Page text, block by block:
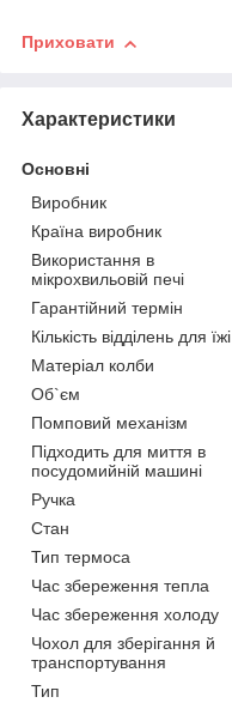
Приховати
Характеристики
Основні
Виробник
Країна виробник
Використання в
мікрохвильовій печі
Гарантійний термін
Кількість відділень для їжі
Матеріал колби
Об`єм
Помповий механізм
Підходить для миття в
посудомийній машині
Ручка
Стан
Тип термоса
Час збереження тепла
Час збереження холоду
Чохол для зберігання й
транспортування
Тип